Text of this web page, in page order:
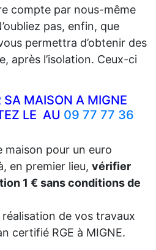
compte par nous-même
pas, enfin, que
permettra d’obtenir des
après l’isolation. Ceux-ci
MAISON A MIGNE
LE AU 09 77 77 36
maison pour un euro
en premier lieu, vérifier
1 € sans conditions de
de vos travaux
certifié RGE à MIGNE.